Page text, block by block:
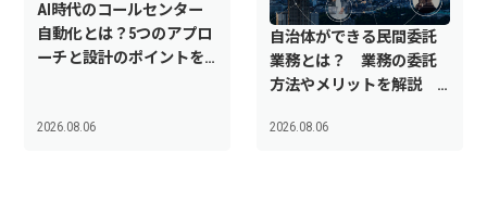
AI時代のコールセンター
自動化とは？5つのアプロ
ーチと設計のポイントを
2026.08.06
自治体ができる民間委託
業務とは？ 業務の委託
方法やメリットを解説
2026.08.06